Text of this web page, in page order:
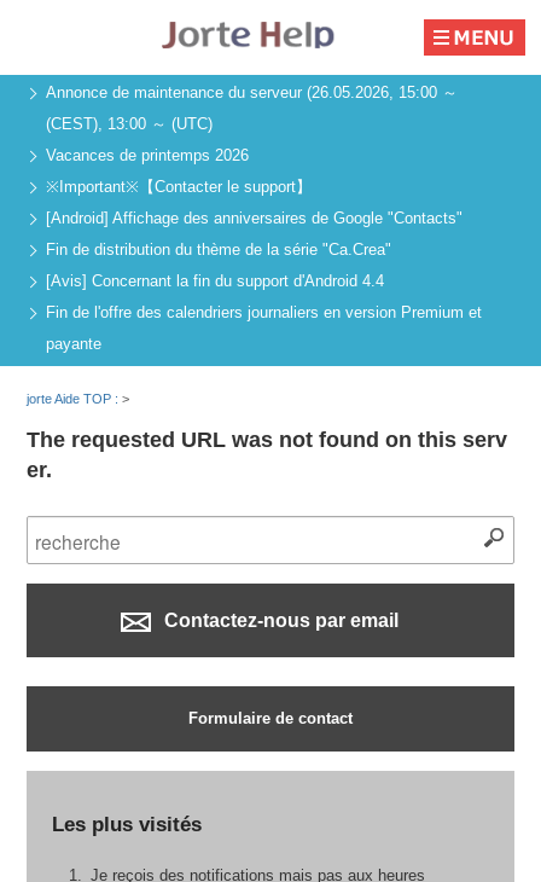
Annonce de maintenance du serveur (26.05.2026, 15:00 ～
(CEST), 13:00 ～ (UTC)
Vacances de printemps 2026
※Important※【Contacter le support】
[Android] Affichage des anniversaires de Google "Contacts"
Fin de distribution du thème de la série "Ca.Crea"
[Avis] Concernant la fin du support d'Android 4.4
Fin de l'offre des calendriers journaliers en version Premium et
payante
jorte Aide TOP :>
The requested URL was not found on this serv
er.
Contactez-nous par email
Formulaire de contact
Les plus visités
Je reçois des notifications mais pas aux heures